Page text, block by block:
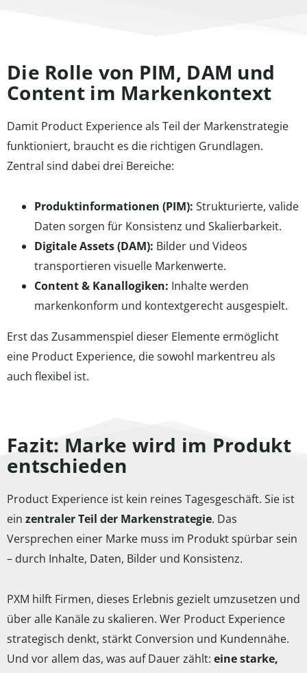
Die Rolle von PIM, DAM und
Content im Markenkontext
Damit Product Experience als Teil der Markenstrategie
funktioniert, braucht es die richtigen Grundlagen.
Zentral sind dabei drei Bereiche:
Produktinformationen (PIM): Strukturierte, valide
Daten sorgen für Konsistenz und Skalierbarkeit.
Digitale Assets (DAM): Bilder und Videos
transportieren visuelle Markenwerte.
Content & Kanallogiken: Inhalte werden
markenkonform und kontextgerecht ausgespielt.
Erst das Zusammenspiel dieser Elemente ermöglicht
eine Product Experience, die sowohl markentreu als
auch flexibel ist.
Fazit: Marke wird im Produkt
entschieden
Product Experience ist kein reines Tagesgeschäft. Sie ist
ein zentraler Teil der Markenstrategie. Das
Versprechen einer Marke muss im Produkt spürbar sein
– durch Inhalte, Daten, Bilder und Konsistenz.
PXM hilft Firmen, dieses Erlebnis gezielt umzusetzen und
über alle Kanäle zu skalieren. Wer Product Experience
strategisch denkt, stärkt Conversion und Kundennähe.
Und vor allem das, was auf Dauer zählt: eine starke,